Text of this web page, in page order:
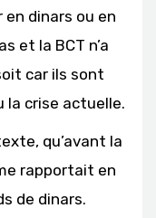
dinars ou en
et la BCT n’a
car ils sont
la crise actuelle.
qu’avant la
rapportait en
de dinars.